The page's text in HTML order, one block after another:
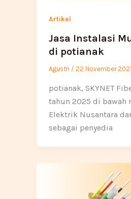
Artikel
Jasa Instalasi
di potianak
Agustri / 22 November
potianak, SKYNET
tahun 2025 di bawah
Elektrik Nusantara
sebagai penyedia